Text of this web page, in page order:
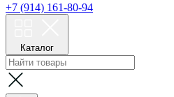
+7 (914) 161-80-94
Каталог